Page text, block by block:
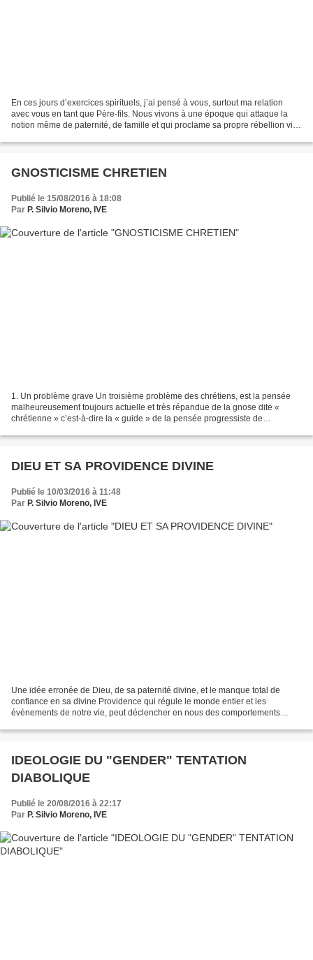
En ces jours d’exercices spirituels, j’ai pensé à vous, surtout ma relation
avec vous en tant que Père-fils. Nous vivons à une époque qui attaque la
notion même de paternité, de famille et qui proclame sa propre rébellion vis-
GNOSTICISME CHRETIEN
Publié le 15/08/2016 à 18:08
Par P. Silvio Moreno, IVE
1. Un problème grave Un troisième problème des chrétiens, est la pensée
malheureusement toujours actuelle et très répandue de la gnose dite «
chrétienne » c’est-à-dire la « guide » de la pensée progressiste de
DIEU ET SA PROVIDENCE DIVINE
Publié le 10/03/2016 à 11:48
Par P. Silvio Moreno, IVE
Une idée erronée de Dieu, de sa paternité divine, et le manque total de
confiance en sa divine Providence qui régule le monde entier et les
évènements de notre vie, peut déclencher en nous des comportements
IDEOLOGIE DU "GENDER" TENTATION
DIABOLIQUE
Publié le 20/08/2016 à 22:17
Par P. Silvio Moreno, IVE